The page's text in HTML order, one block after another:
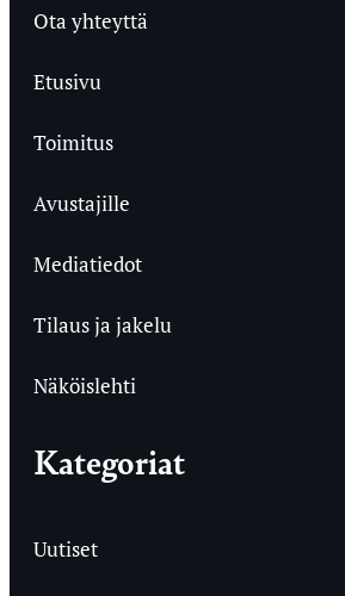
Ota yhteyttä
Etusivu
Toimitus
Avustajille
Mediatiedot
Tilaus ja jakelu
Näköislehti
Kategoriat
Uutiset